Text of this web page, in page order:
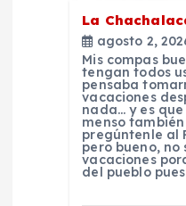
La
agosto 2,
Mis compas
tengan todos
pensaba
vacaciones
nada… y es
menso
pregúntenle al
pero bueno, no
vacaciones
del pueblo